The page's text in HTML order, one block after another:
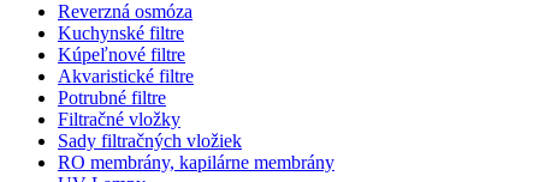
Reverzná osmóza
Kuchynské filtre
Kúpeľnové filtre
Akvaristické filtre
Potrubné filtre
Filtračné vložky
Sady filtračných vložiek
RO membrány, kapilárne membrány